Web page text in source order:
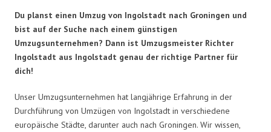
Du planst einen Umzug von Ingolstadt nach Groningen und
bist auf der Suche nach einem günstigen
Umzugsunternehmen? Dann ist Umzugsmeister Richter
Ingolstadt aus Ingolstadt genau der richtige Partner für
dich!
Unser Umzugsunternehmen hat langjährige Erfahrung in der
Durchführung von Umzügen von Ingolstadt in verschiedene
europäische Städte, darunter auch nach Groningen. Wir wissen,